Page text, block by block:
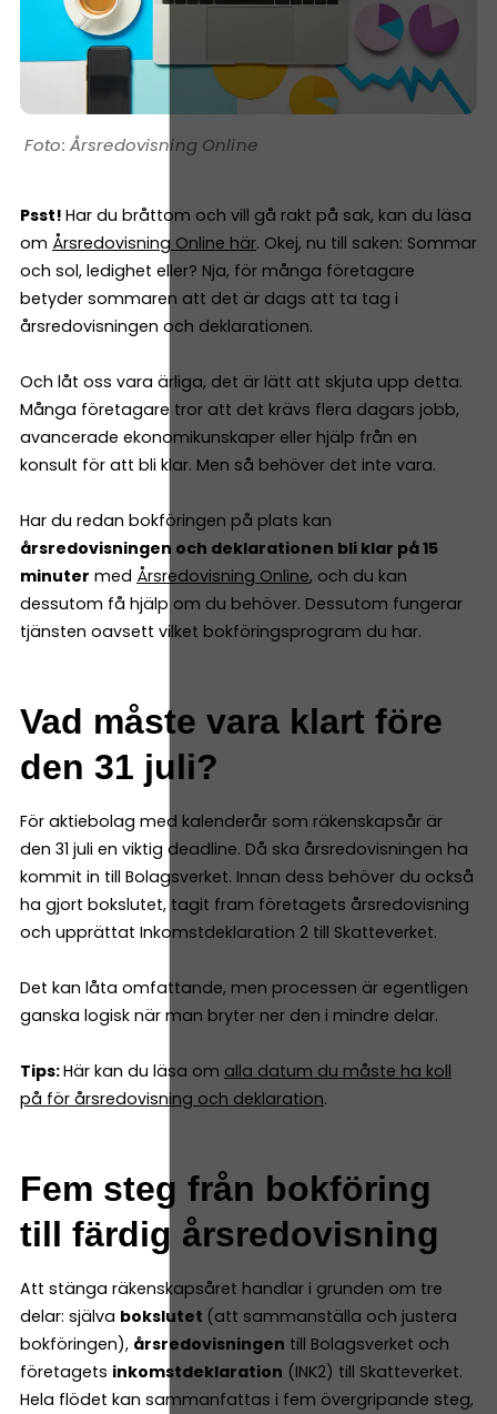
Årsredovisning Online
Psst! Har du bråttom och vill gå rakt på sak, kan du läsa
om Årsredovisning Online här. Okej, nu till saken: Sommar
och sol, ledighet eller? Nja, för många företagare
betyder sommaren att det är dags att ta tag i
årsredovisningen och deklarationen.
Och låt oss vara ärliga, det är lätt att skjuta upp detta.
Många företagare tror att det krävs flera dagars jobb,
avancerade ekonomikunskaper eller hjälp från en
konsult för att bli klar. Men så behöver det inte vara.
Har du redan bokföringen på plats kan
årsredovisningen och deklarationen bli klar på 15
minuter med Årsredovisning Online, och du kan
dessutom få hjälp om du behöver. Dessutom fungerar
tjänsten oavsett vilket bokföringsprogram du har.
Vad måste vara klart före
den 31 juli?
För aktiebolag med kalenderår som räkenskapsår är
den 31 juli en viktig deadline. Då ska årsredovisningen ha
kommit in till Bolagsverket. Innan dess behöver du också
ha gjort bokslutet, tagit fram företagets årsredovisning
och upprättat Inkomstdeklaration 2 till Skatteverket.
Det kan låta omfattande, men processen är egentligen
ganska logisk när man bryter ner den i mindre delar.
Tips:Här kan du läsa om alla datum du måste ha koll
på för årsredovisning och deklaration.
Fem steg från bokföring
till färdig årsredovisning
Att stänga räkenskapsåret handlar i grunden om tre
delar: själva bokslutet (att sammanställa och justera
bokföringen), årsredovisningen till Bolagsverket och
företagets inkomstdeklaration (INK2) till Skatteverket.
Hela flödet kan sammanfattas i fem övergripande steg,